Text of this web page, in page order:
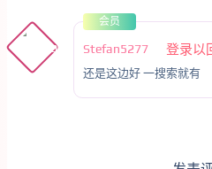
会员
登录以
Stefan5277
还是这边好 一搜索就有